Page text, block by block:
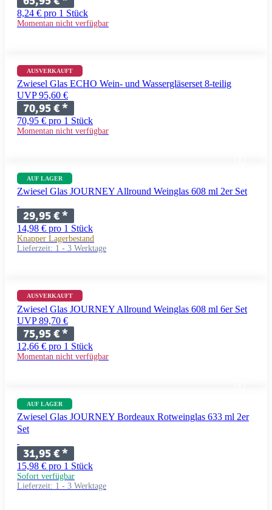
8,24 € pro 1 Stück
Momentan nicht verfügbar
AUSVERKAUFT
Zwiesel Glas ECHO Wein- und Wassergläserset 8-teilig
UVP 95,60 €
70,95 €*
70,95 € pro 1 Stück
Momentan nicht verfügbar
AUF LAGER
Zwiesel Glas JOURNEY Allround Weinglas 608 ml 2er Set
29,95 €*
14,98 € pro 1 Stück
Knapper Lagerbestand
Lieferzeit: 1 - 3 Werktage
AUSVERKAUFT
Zwiesel Glas JOURNEY Allround Weinglas 608 ml 6er Set
UVP 89,70 €
75,95 €*
12,66 € pro 1 Stück
Momentan nicht verfügbar
AUF LAGER
Zwiesel Glas JOURNEY Bordeaux Rotweinglas 633 ml 2er
Set
31,95 €*
15,98 € pro 1 Stück
Sofort verfügbar
Lieferzeit: 1 - 3 Werktage